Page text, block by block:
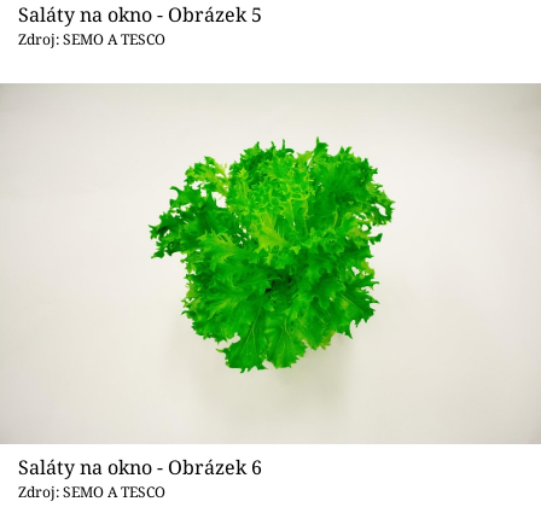
Saláty na okno - Obrázek 5
Zdroj: SEMO A TESCO
Saláty na okno - Obrázek 6
Zdroj: SEMO A TESCO